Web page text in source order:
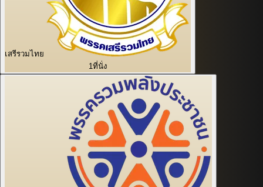
เสรีรวมไทย
1ที่นั่ง